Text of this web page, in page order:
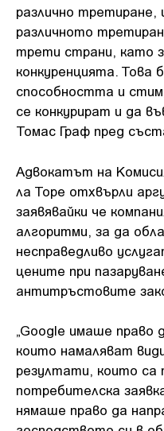
различно третиране,
различното
трети страни, като
конкуренцията. Това
способността и
се конкурират и да
Томас Граф пред
Адвокатът на
ла Торе отхвърли
заявявайки че
алгоритми, за да
несправедливо
цените при
антитръстовите
„Google имаше право
които намаляват
резултати, които са
потребителска
нямаше право да